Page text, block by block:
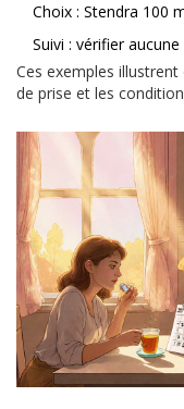
Choix : Stendra 100
Suivi : vérifier
Ces exemples
de prise et les